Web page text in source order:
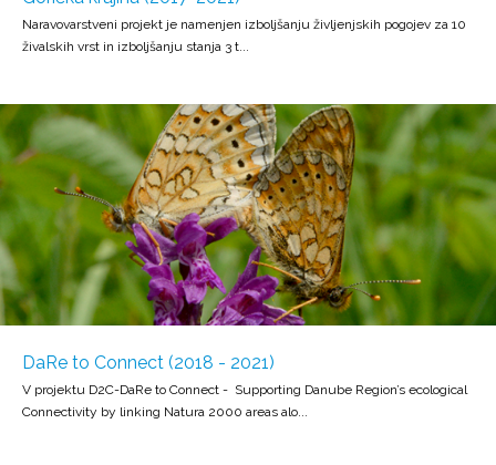
Naravovarstveni projekt je namenjen izboljšanju življenjskih pogojev za 10
živalskih vrst in izboljšanju stanja 3 t...
DaRe to Connect (2018 - 2021)
V projektu D2C-DaRe to Connect - Supporting Danube Region’s ecological
Connectivity by linking Natura 2000 areas alo...